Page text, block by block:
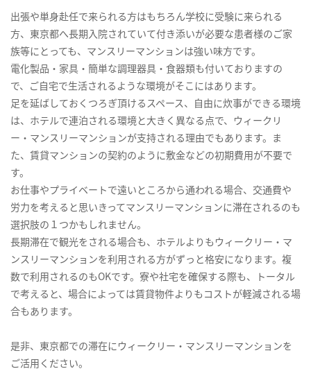
出張や単身赴任で来られる方はもちろん学校に受験に来られる
方、東京都へ長期入院されていて付き添いが必要な患者様のご家
族等にとっても、マンスリーマンションは強い味方です。
電化製品・家具・簡単な調理器具・食器類も付いておりますの
で、ご自宅で生活されるような環境がそこにはあります。
足を延ばしておくつろぎ頂けるスペース、自由に炊事ができる環境
は、ホテルで連泊される環境と大きく異なる点で、ウィークリ
ー・マンスリーマンションが支持される理由でもあります。ま
た、賃貸マンションの契約のように敷金などの初期費用が不要で
す。
お仕事やプライベートで遠いところから通われる場合、交通費や
労力を考えると思いきってマンスリーマンションに滞在されるのも
選択肢の１つかもしれません。
長期滞在で観光をされる場合も、ホテルよりもウィークリー・マ
ンスリーマンションを利用される方がずっと格安になります。複
数で利用されるのもOKです。寮や社宅を確保する際も、トータル
で考えると、場合によっては賃貸物件よりもコストが軽減される場
合もあります。
是非、東京都での滞在にウィークリー・マンスリーマンションを
ご活用ください。